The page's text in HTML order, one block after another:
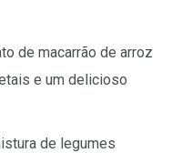
de macarrão de arroz
e um delicioso
de legumes